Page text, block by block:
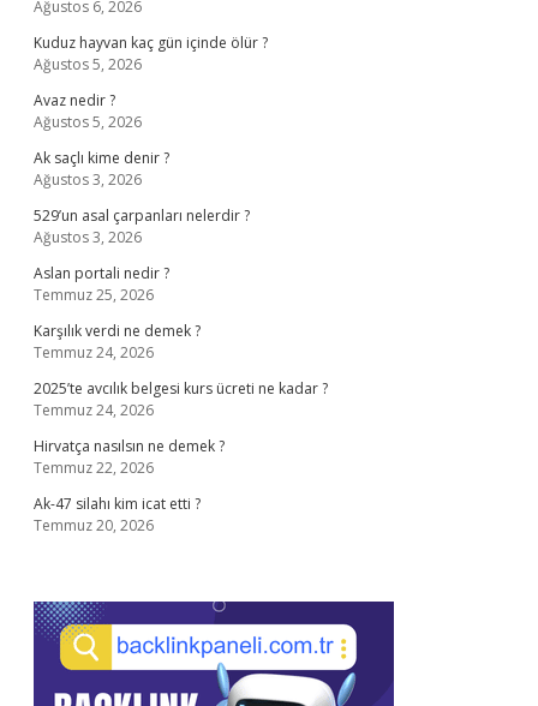
Ağustos 6, 2026
Kuduz hayvan kaç gün içinde ölür ?
Ağustos 5, 2026
Avaz nedir ?
Ağustos 5, 2026
Ak saçlı kime denir ?
Ağustos 3, 2026
529’un asal çarpanları nelerdir ?
Ağustos 3, 2026
Aslan portali nedir ?
Temmuz 25, 2026
Karşılık verdi ne demek ?
Temmuz 24, 2026
2025’te avcılık belgesi kurs ücreti ne kadar ?
Temmuz 24, 2026
Hirvatça nasılsın ne demek ?
Temmuz 22, 2026
Ak-47 silahı kim icat etti ?
Temmuz 20, 2026